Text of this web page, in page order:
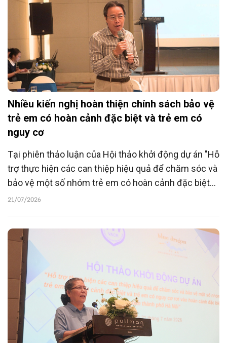
Nhiều kiến nghị hoàn thiện chính sách bảo vệ
trẻ em có hoàn cảnh đặc biệt và trẻ em có
nguy cơ
Tại phiên thảo luận của Hội thảo khởi động dự án "Hỗ
trợ thực hiện các can thiệp hiệu quả để chăm sóc và
bảo vệ một số nhóm trẻ em có hoàn cảnh đặc biệt
và trẻ em có nguy cơ rơi vào hoàn cảnh đặc biệt trên
hiệu quả hỗ trợ trẻ em yếu thế.
21/07/2026